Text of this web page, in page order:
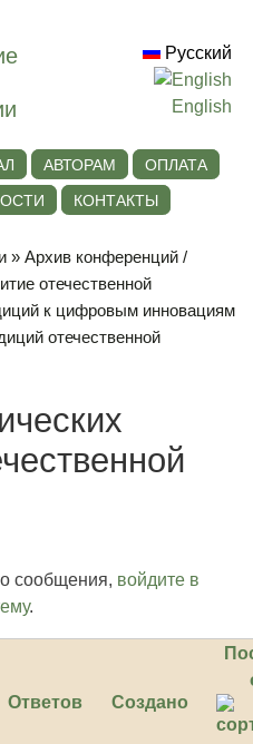
Русский
English
АВТОРАМ
ОПЛАТА
КОНТАКТЫ
»Архив конференций /
отечественной
к цифровым инновациям
отечественной
сообщения, войдите в
.
Ответов Создано